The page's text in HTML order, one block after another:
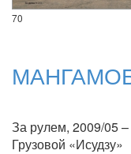
70
За рулем, 2009/05
Грузовой «Исудзу»